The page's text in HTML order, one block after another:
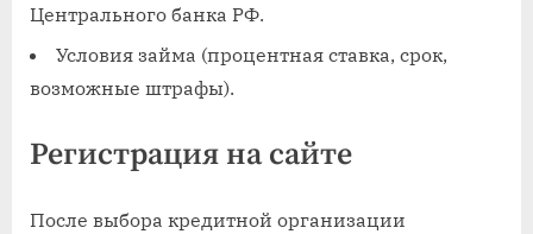
Центрального банка РФ.
Условия займа (процентная ставка, срок,
возможные штрафы).
Регистрация на сайте
После выбора кредитной организации